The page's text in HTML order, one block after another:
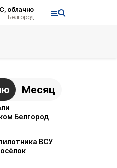
облачно
Белгород
Месяц
Белгород
ВСУ